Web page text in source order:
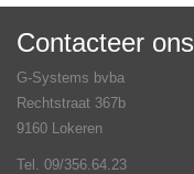
Contacteer ons
G-Systems bvba
Rechtstraat 367b
9160 Lokeren
Tel. 09/356.64.23